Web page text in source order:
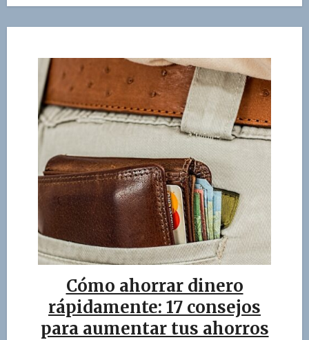
Cómo ahorrar dinero
rápidamente: 17 consejos
para aumentar tus ahorros